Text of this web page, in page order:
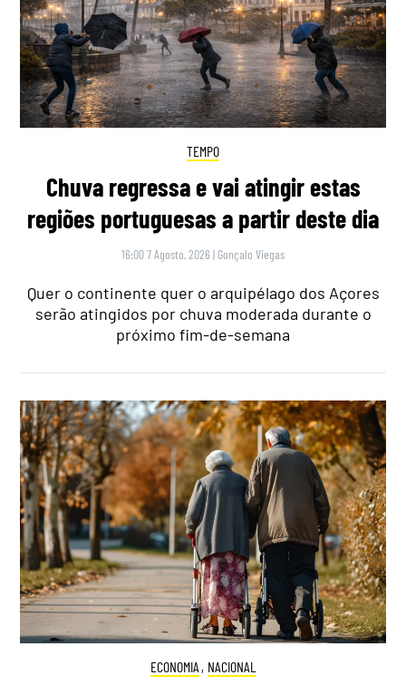
TEMPO
Chuva regressa e vai atingir estas
regiões portuguesas a partir deste dia
16:00 7 Agosto, 2026 | Gonçalo Viegas
Quer o continente quer o arquipélago dos Açores
serão atingidos por chuva moderada durante o
próximo fim-de-semana
ECONOMIA , NACIONAL